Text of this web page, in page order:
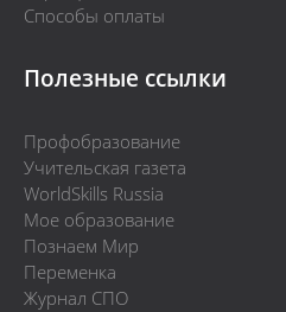
Способы оплаты
Полезные ссылки
Профобразование
Учительская газета
WorldSkills Russia
Мое образование
Познаем Мир
Переменка
Журнал СПО